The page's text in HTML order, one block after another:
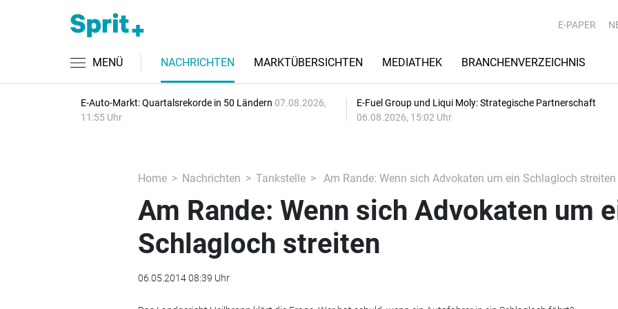
E-PAPER
MENÜ NACHRICHTEN MARKTÜBERSICHTEN MEDIATHEK BRANCHENVERZEICHNIS
E-Auto-Markt: Quartalsrekorde in 50 Ländern 07.08.2026,
11:55 Uhr
E-Fuel Group und Liqui Moly: Strategische Partnerschaft
06.08.2026, 15:02 Uhr
Home Nachrichten Tankstelle Am Rande: Wenn sich Advokaten um ein Schlagloch streiten
Am Rande: Wenn sich Advokaten um
Schlagloch streiten
06.05.2014 08:39 Uhr